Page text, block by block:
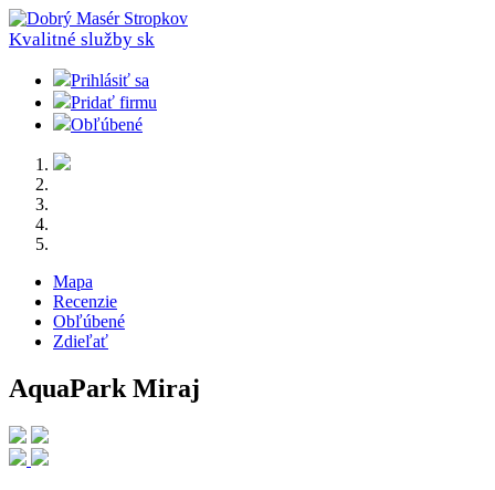
Kvalitné služby sk
Prihlásiť sa
Pridať firmu
Obľúbené
Mapa
Recenzie
Obľúbené
Zdieľať
AquaPark Miraj